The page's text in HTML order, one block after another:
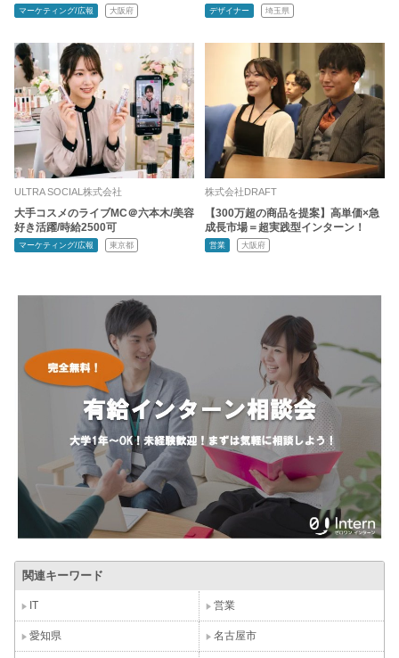
マーケティング/広報 大阪府 デザイナー 埼玉県
ULTRA SOCIAL株式会社
大手コスメのライブMC＠六本木/美容
好き活躍/時給2500可
マーケティング/広報 東京都
株式会社DRAFT
【300万超の商品を提案】高単価×急
成長市場＝超実践型インターン！
営業 大阪府
関連キーワード
IT 営業
愛知県 名古屋市